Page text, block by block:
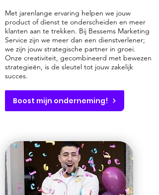
Met jarenlange ervaring helpen we jouw
product of dienst te onderscheiden en meer
klanten aan te trekken. Bij Bessems Marketing
Service zijn we meer dan een dienstverlener;
we zijn jouw strategische partner in groei.
Onze creativiteit, gecombineerd met bewezen
strategieën, is de sleutel tot jouw zakelijk
succes.
Boost mijn onderneming!